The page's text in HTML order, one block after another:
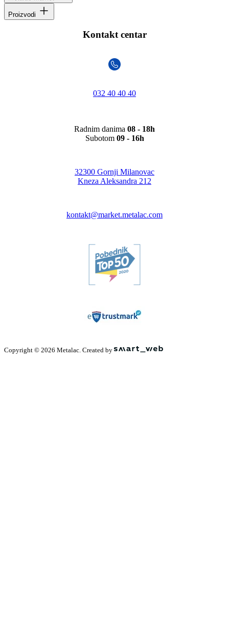
Proizvodi
Kontakt centar
032 40 40 40
Radnim danima 08 - 18h
Subotom 09 - 16h
32300 Gornji Milanovac
Kneza Aleksandra 212
kontakt@market.metalac.com
Copyright © 2026 Metalac. Created by